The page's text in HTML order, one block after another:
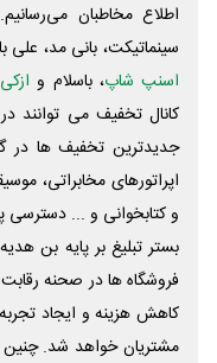
اطلاع مخاطبان می‌رسانیم.
سینماتیکت، بانی مد، علی‌
اسنپ شاپ، باسلام و ازکی
کانال تخفیف می توانند
جدیدترین تخفیف ها در
اپراتورهای مخابراتی،
و کتابخوانی و ... دسترسی
بستر تبلیغ بر پایه بن
فروشگاه ها در صحنه
کاهش هزینه و ایجاد
مشتریان خواهد شد.